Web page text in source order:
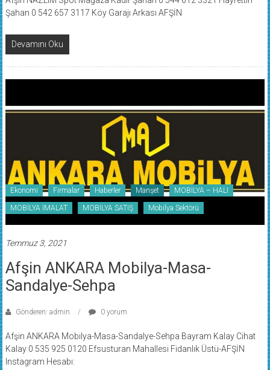
Şahan 0 542 657 3117 Köy Garajı Arkası AFŞİN
Devamını Oku
Ekonomi Firmalar Haberler Manşet MOBİLYA – HALI
MOBİLYA İMALAT MOBİLYA SATIŞ Mobilya Sektörü
Afşin ANKARA Mobilya-Masa-
Sandalye-Sehpa
Kalay 0 535 925 0120 Efsusturan Mahallesi Fidanlık Üstü-AFŞİN
Instagram Hesabı:
https://www.instagram.com/afsinankaramobilya46/?hl=tr